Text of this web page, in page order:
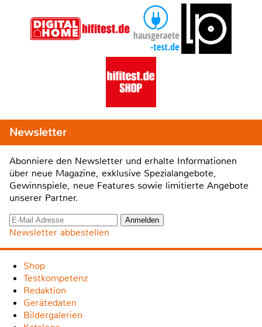
Newsletter
Abonniere den Newsletter und erhalte Informationen
über neue Magazine, exklusive Spezialangebote,
Gewinnspiele, neue Features sowie limitierte Angebote
unserer Partner.
Newsletter abbestellen
Shop
Testkompetenz
Redaktion
Gerätedaten
Bildergalerien